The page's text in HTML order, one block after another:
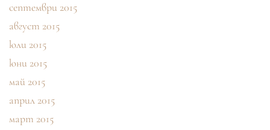
септември 2015
август 2015
юли 2015
юни 2015
май 2015
април 2015
март 2015